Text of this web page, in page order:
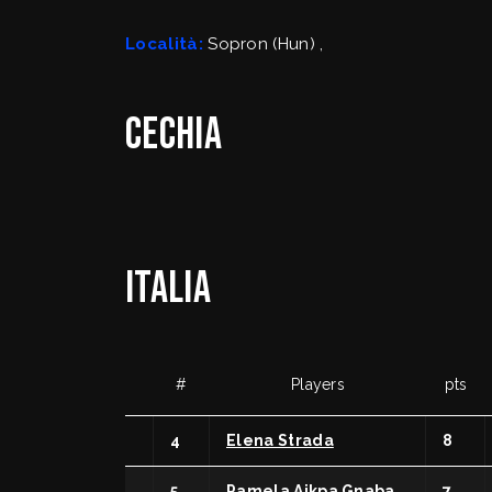
SafeGuarding/
Comitati Regionali
myFIP
News
Allenatori
Località: Sopron (Hun) ,
ITALIA
# Players pts
4 Elena Strada 8
Cechia